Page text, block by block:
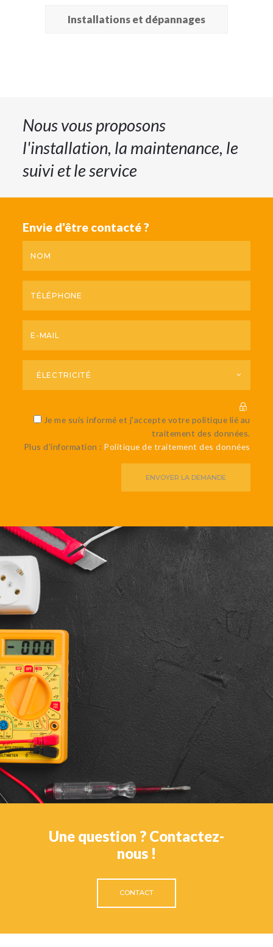
Installations et dépannages
Nous vous proposons
l'installation, la maintenance, le
suivi et le service
Envie d'être contacté ?
Je me suis informé et j'accepte votre politique lié au
traitement des données.
Plus d'information : Politique de traitement des données
ENVOYER LA DEMANDE
Une question ? Contactez-
nous !
CONTACT